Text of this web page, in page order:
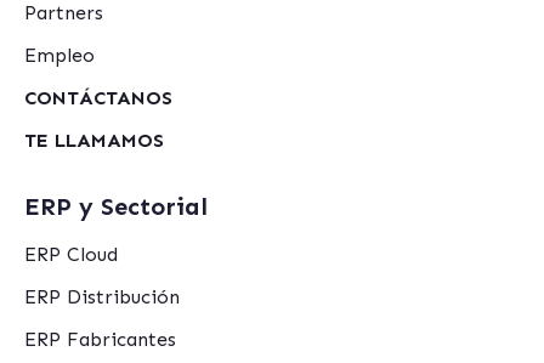
Partners
Empleo
CONTÁCTANOS
TE LLAMAMOS
ERP y Sectorial
ERP Cloud
ERP Distribución
ERP Fabricantes